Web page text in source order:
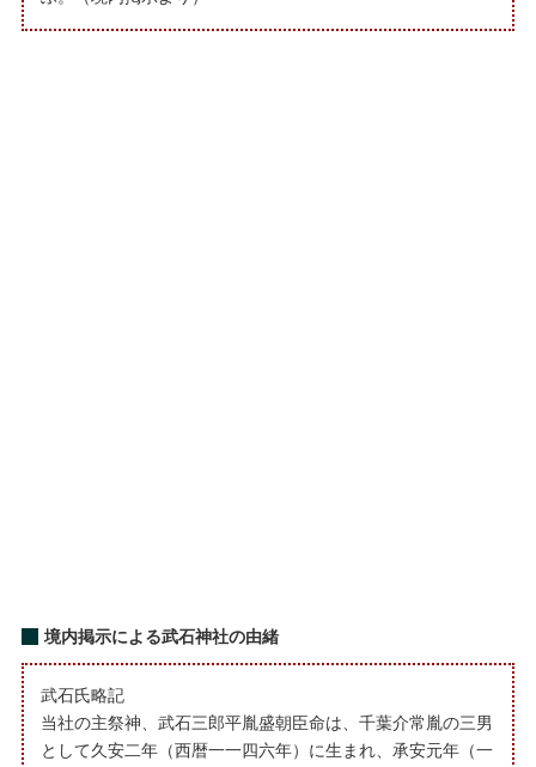
境内掲示による武石神社の由緒
武石氏略記
当社の主祭神、武石三郎平胤盛朝臣命は、千葉介常胤の三男
として久安二年（西暦一一四六年）に生まれ、承安元年（一